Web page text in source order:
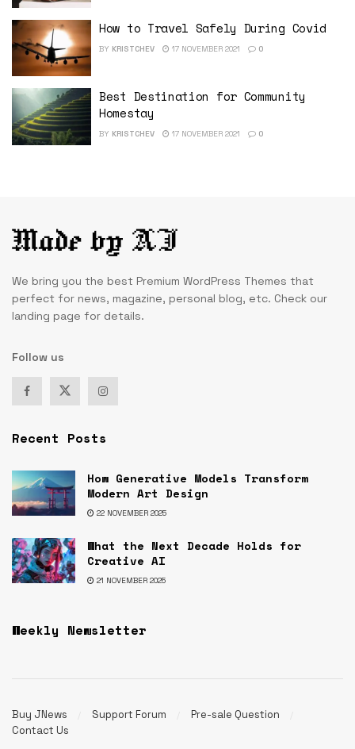
How to Travel Safely During Covid
BY KRISTCHEV 17 NOVEMBER 2021 0
Best Destination for Community
Homestay
BY KRISTCHEV 17 NOVEMBER 2021 0
We bring you the best Premium WordPress Themes that
perfect for news, magazine, personal blog, etc. Check our
landing page for details.
Follow us
Recent Posts
How Generative Models Transform
Modern Art Design
22 NOVEMBER 2025
What the Next Decade Holds for
Creative AI
21 NOVEMBER 2025
Weekly Newsletter
Buy JNews Support Forum
Pre-sale Question
Contact Us